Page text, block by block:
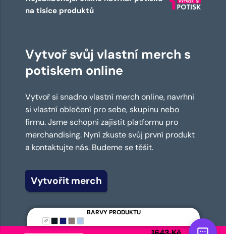
BARVY PRODUKTU
na tisíce produktů
Vytvoř svůj vlastní merch s
potiskem online
Vytvoř si snadno vlastní merch online, navrhni
si vlastní oblečení pro sebe, skupinu nebo
firmu. Jsme schopni zajistit platformu pro
merchandising. Nyní zkuste svůj první produkt
a kontaktujte nás. Budeme se těšit.
Vytvořit merch